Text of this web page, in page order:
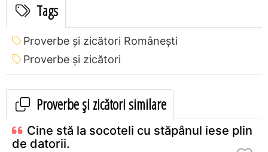
Tags
Proverbe și zicători Româneşti
Proverbe și zicători
Proverbe și zicători similare
Cine stă la socoteli cu stăpânul iese plin
de datorii.